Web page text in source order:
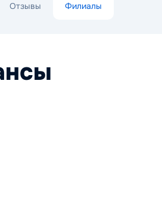
Отзывы Филиалы